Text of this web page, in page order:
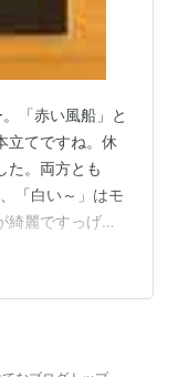
「赤い風船」と
立てですね。休
た。両方とも
「白い～」はモ
綺麗ですっげー
らこそ」とい
。 「白い馬」は
が美しい！ 美